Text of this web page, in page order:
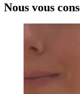
Nous vous